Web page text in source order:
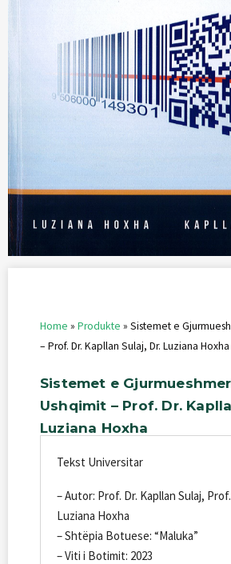
Home » Produkte » Sistemet e
– Prof. Dr. Kapllan Sulaj, Dr. Luziana Hoxha
Sistemet e
Ushqimit – Prof. Dr.
Luziana Hoxha
Tekst Universitar
– Autor: Prof. Dr. Kapllan Sulaj,
Luziana Hoxha
– Shtëpia Botuese: “Maluka”
– Viti i Botimit: 2023